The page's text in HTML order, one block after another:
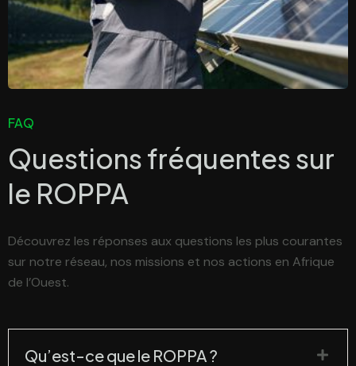
FAQ
Questions fréquentes sur
le ROPPA
Découvrez les réponses aux questions les plus courantes
sur notre réseau, nos missions et nos actions en Afrique
de l’Ouest.
Qu’est-ce que le ROPPA ?